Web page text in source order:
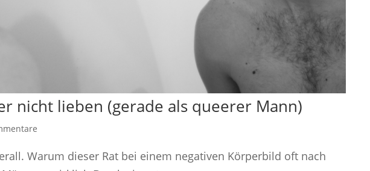
nicht lieben (gerade als queerer Mann)
Warum dieser Rat bei einem negativen Körperbild oft nach